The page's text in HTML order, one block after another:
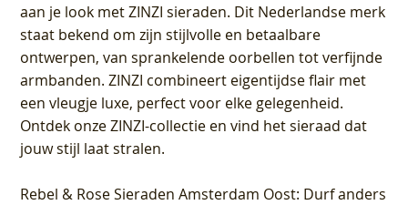
aan je look met ZINZI sieraden. Dit Nederlandse merk
staat bekend om zijn stijlvolle en betaalbare
ontwerpen, van sprankelende oorbellen tot verfijnde
armbanden. ZINZI combineert eigentijdse flair met
een vleugje luxe, perfect voor elke gelegenheid.
Ontdek onze ZINZI-collectie en vind het sieraad dat
jouw stijl laat stralen.
Rebel & Rose Sieraden Amsterdam Oost: Durf anders